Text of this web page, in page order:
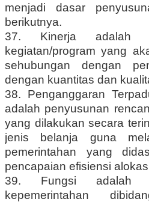
menjadi dasar
berikutnya.
37. Kinerja adalah
kegiatan/program yang
sehubungan dengan
dengan kuantitas dan
38. Penganggaran
adalah penyusunan
yang dilakukan secara
jenis belanja guna
pemerintahan yang
pencapaian efisiensi
39. Fungsi adalah
kepemerintahan